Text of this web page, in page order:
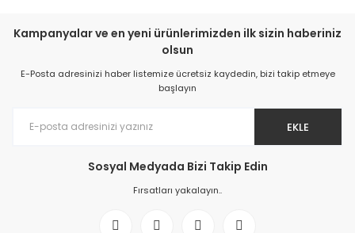
Kampanyalar ve en yeni ürünlerimizden ilk sizin haberiniz
olsun
E-Posta adresinizi haber listemize ücretsiz kaydedin, bizi takip etmeye
başlayın
EKLE
Sosyal Medyada Bizi Takip Edin
Fırsatları yakalayın..